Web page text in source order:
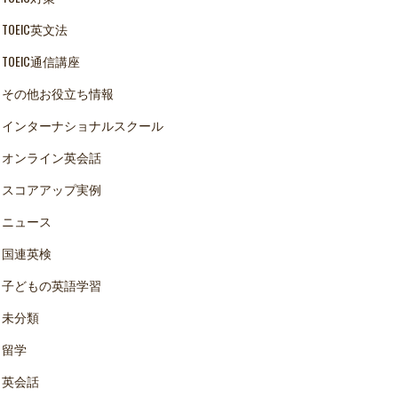
TOEIC英文法
TOEIC通信講座
その他お役立ち情報
インターナショナルスクール
オンライン英会話
スコアアップ実例
ニュース
国連英検
子どもの英語学習
未分類
留学
英会話